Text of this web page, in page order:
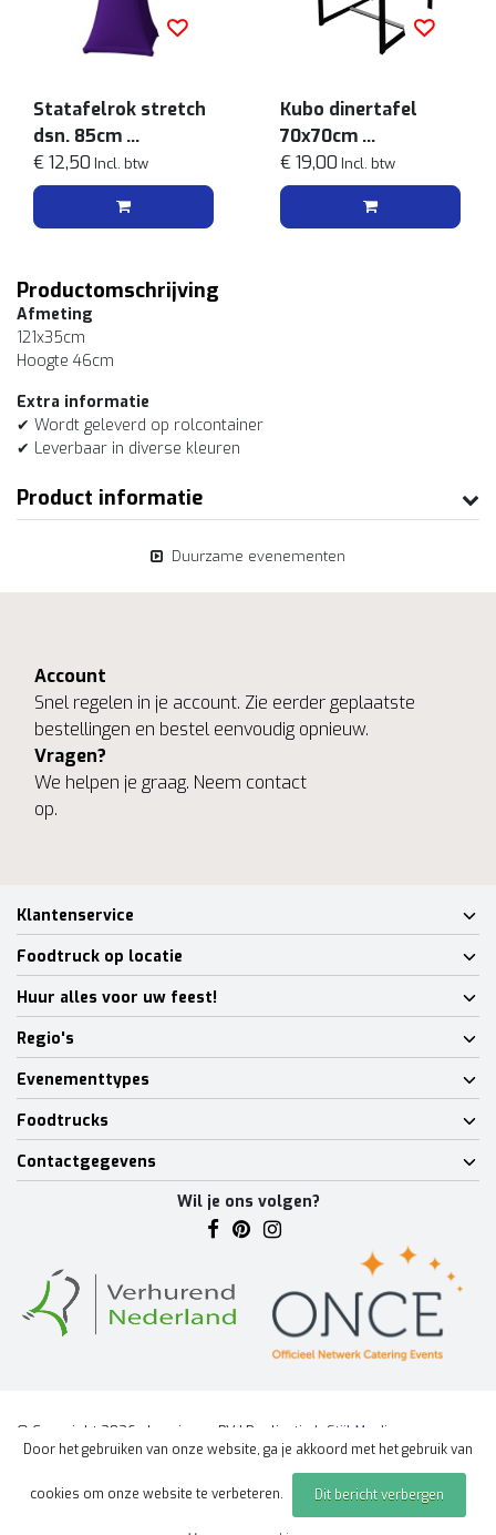
Statafelrok stretch
dsn. 85cm
Paars
€ 12,50 Incl. btw
Kubo dinertafel
70x70cm
Zwart
€ 19,00 Incl. btw
Productomschrijving
Afmeting
121x35cm
Hoogte 46cm
Extra informatie
✔ Wordt geleverd op rolcontainer
✔ Leverbaar in diverse kleuren
Product informatie
Duurzame evenementen
Account
Snel regelen in je account. Zie eerder geplaatste
bestellingen en bestel eenvoudig opnieuw.
Vragen?
We helpen je graag. Neem contact
op.
Klantenservice
Foodtruck op locatie
Huur alles voor uw feest!
Regio's
Evenementtypes
Foodtrucks
Contactgegevens
Wil je ons volgen?
© Copyright 2026 - Lumineux BV | Realisatie
InStijl Media
Algemene voorwaarden|Disclaimer|Privacy Policy|Sitemap |
Door het gebruiken van onze website, ga je akkoord met het gebruik van
cookies om onze website te verbeteren. Dit bericht verbergen